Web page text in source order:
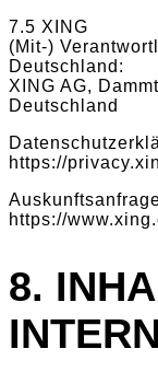
7.5 XING
(Mit-)
Deutschland:
XING AG,
Deutschland
https://
https://
8.